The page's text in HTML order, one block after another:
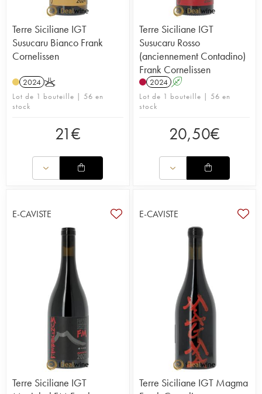
Terre Siciliane IGT
Susucaru Bianco Frank
Cornelissen
2024 K
Lot de 1 bouteille | 56 en
stock
21€
Terre Siciliane IGT
Susucaru Rosso
(anciennement Contadino)
Frank Cornelissen
2024 A
Lot de 1 bouteille | 56 en
stock
20,50€
E-CAVISTE
Terre Siciliane IGT
E-CAVISTE
Terre Siciliane IGT Magma